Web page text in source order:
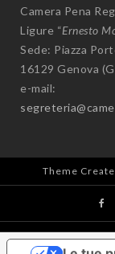
Camera Pena
Ligure “Ernesto
Sede: Piazza
16129 Genova
e-mail:
Theme